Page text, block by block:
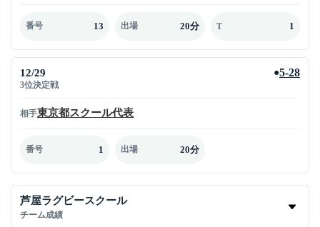
番号 13 出場 20分 T 1
12/29
3位決定戦
●5-28
相手東京都スクール代表
番号 1 出場 20分
芦屋ラグビースクール
チーム成績